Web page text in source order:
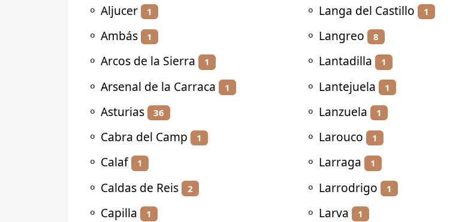
⚬ Aljucer 1
⚬ Ambás 1
⚬ Arcos de la Sierra 1
⚬ Arsenal de la Carraca 1
⚬ Asturias 36
⚬ Cabra del Camp 1
⚬ Calaf 1
⚬ Caldas de Reis 2
⚬ Capilla 1
⚬ Langa del Castillo 1
⚬ Langreo 8
⚬ Lantadilla 1
⚬ Lantejuela 1
⚬ Lanzuela 1
⚬ Larouco 1
⚬ Larraga 1
⚬ Larrodrigo 1
⚬ Larva 1